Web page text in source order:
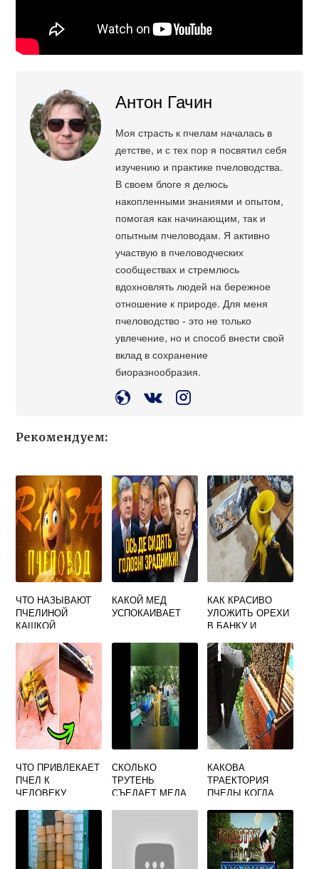
Антон Гачин
Моя страсть к пчелам началась в
детстве, и с тех пор я посвятил себя
изучению и практике пчеловодства.
В своем блоге я делюсь
накопленными знаниями и опытом,
помогая как начинающим, так и
опытным пчеловодам. Я активно
участвую в пчеловодческих
сообществах и стремлюсь
вдохновлять людей на бережное
отношение к природе. Для меня
пчеловодство - это не только
увлечение, но и способ внести свой
вклад в сохранение
биоразнообразия.
Рекомендуем:
ЧТО НАЗЫВАЮТ
ПЧЕЛИНОЙ
КАШКОЙ
КАКОЙ МЕД
УСПОКАИВАЕТ
КАК КРАСИВО
УЛОЖИТЬ ОРЕХИ
В БАНКУ И
ЧТО ПРИВЛЕКАЕТ
ПЧЕЛ К
ЧЕЛОВЕКУ
СКОЛЬКО
ТРУТЕНЬ
СЪЕДАЕТ МЕДА
КАКОВА
ТРАЕКТОРИЯ
ПЧЕЛЫ КОГДА
МЕД С ЦВЕТОВ